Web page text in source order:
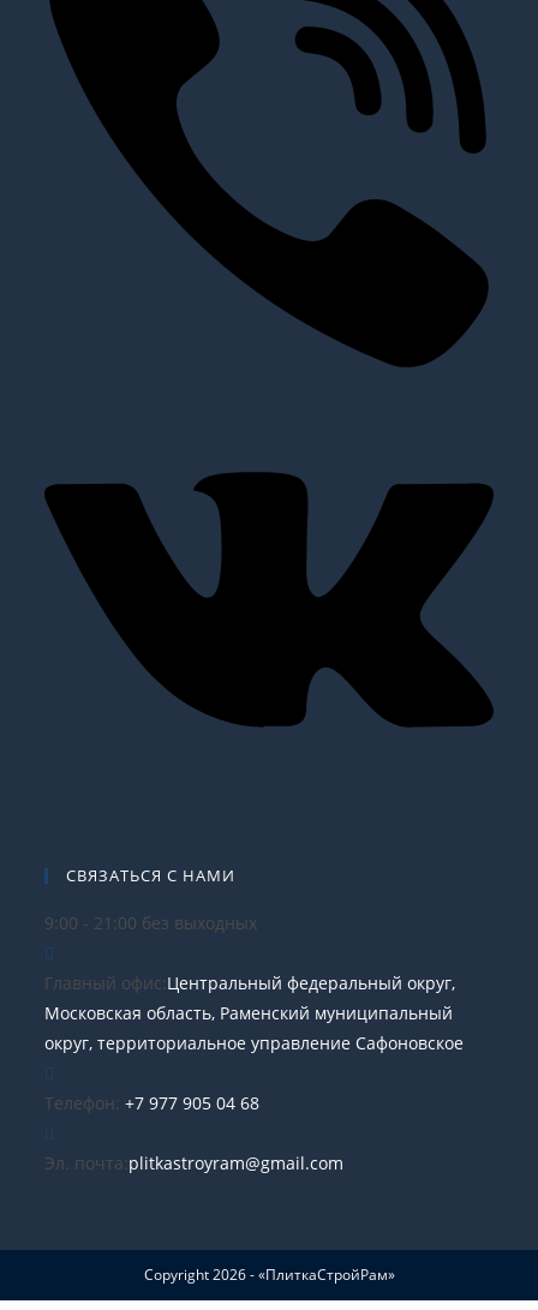
СВЯЗАТЬСЯ С НАМИ
9:00 - 21:00 без выходных
Главный офис:Центральный федеральный округ,
Московская область, Раменский муниципальный
округ, территориальное управление Сафоновское
Телефон: +7 977 905 04 68
Эл. почта:plitkastroyram@gmail.com
Copyright 2026 - «ПлиткаСтройРам»